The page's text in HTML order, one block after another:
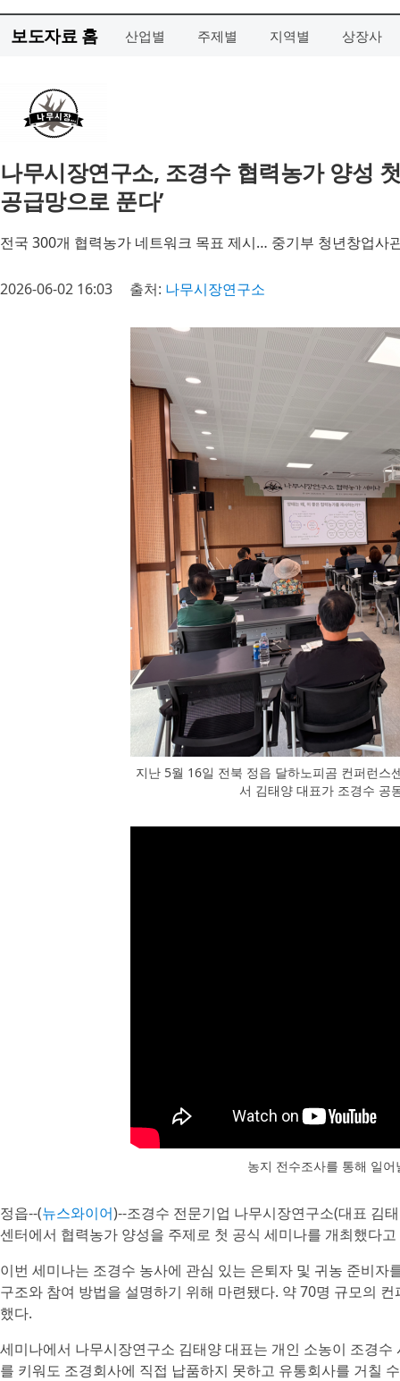
보도자료 홈 산업별 주제별 지역별 상장사
나무시장연구소, 조경수 협력농가 양성
공급망으로 푼다’
전국 300개 협력농가 네트워크 목표 제시… 중기부 청년창업사
2026-06-02 16:03 출처: 나무시장연구소
지난 5월 16일 전북 정읍 달하노피곰 컨퍼런
서 김태양 대표가 조경수 공
농지 전수조사를 통해 일
정읍--(뉴스와이어)--조경수 전문기업 나무시장연구소(대표 김
센터에서 협력농가 양성을 주제로 첫 공식 세미나를 개최했다
이번 세미나는 조경수 농사에 관심 있는 은퇴자 및 귀농 준비
구조와 참여 방법을 설명하기 위해 마련됐다. 약 70명 규모의
했다.
세미나에서 나무시장연구소 김태양 대표는 개인 소농이 조경
를 키워도 조경회사에 직접 납품하지 못하고 유통회사를 거칠